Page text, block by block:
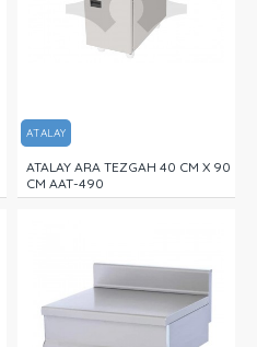
ATALAY
ATALAY ARA TEZGAH 40 CM X 90
CM AAT-490